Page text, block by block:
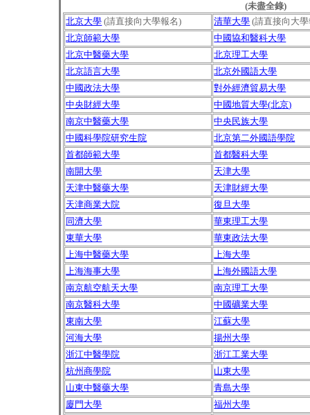
(未盡全錄)
北京大學 (請直接向大學報名) 清華大學 (請直接向大
北京師範大學
中國協和醫科大學
北京中醫藥大學
北京理工大學
北京語言大學
北京外國語大學
中國政法大學
對外經濟貿易大學
中央財經大學
中國地質大學(北京)
南京中醫藥大學
中央民族大學
中國科學院研究生院
北京第二外國語學院
首都師範大學
首都醫科大學
南開大學
天津大學
天津中醫藥大學
天津財經大學
天津商業大院
復旦大學
同濟大學
華東理工大學
東華大學
華東政法大學
上海中醫藥大學
上海大學
上海海事大學
上海外國語大學
南京航空航天大學
南京理工大學
南京醫科大學
中國礦業大學
東南大學
江蘇大學
河海大學
揚州大學
浙江中醫學院
浙江工業大學
杭州商學院
山東大學
山東中醫藥大學
青島大學
廈門大學
福州大學